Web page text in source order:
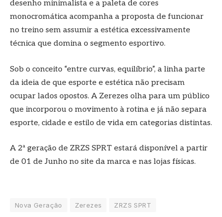
desenho minimalista e a paleta de cores
monocromática acompanha a proposta de funcionar
no treino sem assumir a estética excessivamente
técnica que domina o segmento esportivo.
Sob o conceito “entre curvas, equilíbrio”, a linha parte
da ideia de que esporte e estética não precisam
ocupar lados opostos. A Zerezes olha para um público
que incorporou o movimento à rotina e já não separa
esporte, cidade e estilo de vida em categorias distintas.
A 2ª geração de ZRZS SPRT estará disponível a partir
de 01 de Junho no site da marca e nas lojas físicas.
Nova Geração Zerezes ZRZS SPRT